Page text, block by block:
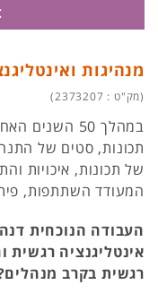
מנהיגות
(מק"ט : 2373207)
במהלך 50
תכונות, סטים של
של תכונות, איכויות
המעודד השתתפות,
העבודה הנוכחית
אינטליגנציה רגשית
רגשית בקרב